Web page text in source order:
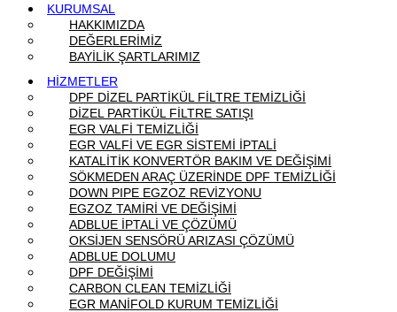
KURUMSAL
HAKKIMIZDA
DEĞERLERİMİZ
BAYİLİK ŞARTLARIMIZ
HİZMETLER
DPF DİZEL PARTİKÜL FİLTRE TEMİZLİĞİ
DİZEL PARTİKÜL FİLTRE SATIŞI
EGR VALFİ TEMİZLİĞİ
EGR VALFİ VE EGR SİSTEMİ İPTALİ
KATALİTİK KONVERTÖR BAKIM VE DEĞİŞİMİ
SÖKMEDEN ARAÇ ÜZERİNDE DPF TEMİZLİĞİ
DOWN PIPE EGZOZ REVİZYONU
EGZOZ TAMİRİ VE DEĞİŞİMİ
ADBLUE İPTALİ VE ÇÖZÜMÜ
OKSİJEN SENSÖRÜ ARIZASI ÇÖZÜMÜ
ADBLUE DOLUMU
DPF DEĞİŞİMİ
CARBON CLEAN TEMİZLİĞİ
EGR MANİFOLD KURUM TEMİZLİĞİ